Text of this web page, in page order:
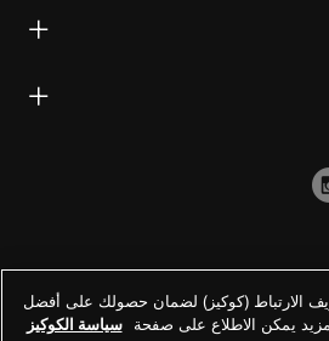
الارتباط (كوكيز) لضمان حصولك على أفضل
يمكن الاطلاع على صفحة سياسة الكوكيز